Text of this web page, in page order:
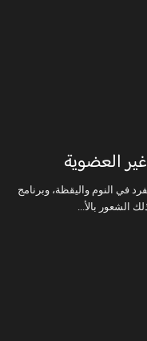
العضوية
في النوم واليقظة، وبرنامج
الشعور بالأ...